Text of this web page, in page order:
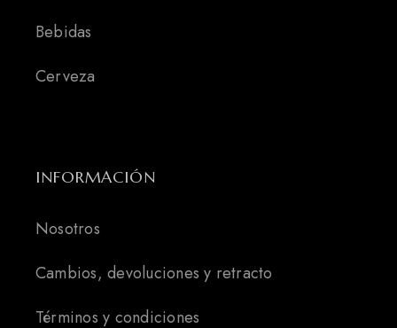
Bebidas
Cerveza
INFORMACIÓN
Nosotros
Cambios, devoluciones y retracto
Términos y condiciones